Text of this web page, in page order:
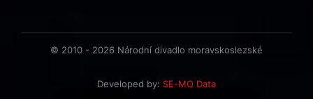
© 2010 - 2026 Národní divadlo moravskoslezské
Developed by: SE-MO Data